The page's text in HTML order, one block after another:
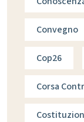
Convegno
Cop26
Corsa